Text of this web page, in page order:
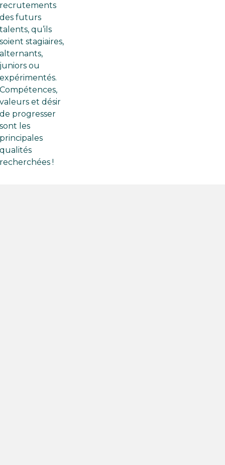
futurs
qu’ils
stagiaires,
ou
et désir
progresser
les
!